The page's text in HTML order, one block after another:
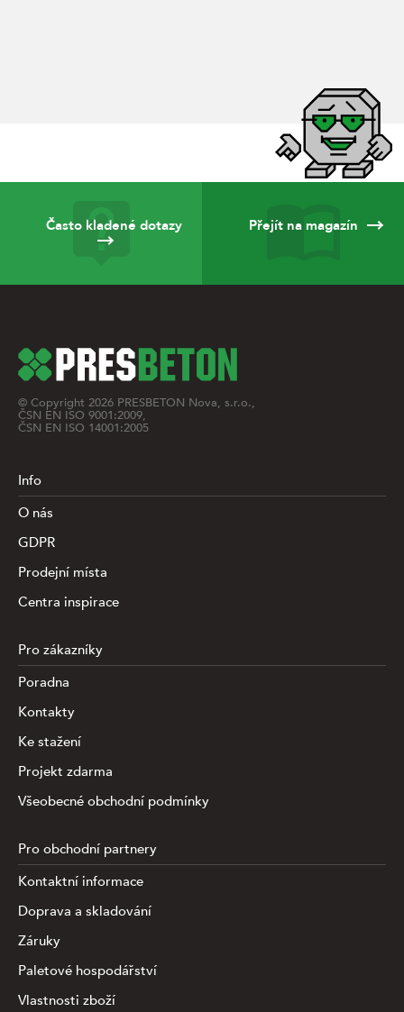
Často kladené dotazy Přejít na magazín
© Copyright 2026 PRESBETON Nova, s.r.o.,
ČSN EN ISO 9001:2009,
ČSN EN ISO 14001:2005
Info
O nás
GDPR
Prodejní místa
Centra inspirace
Pro zákazníky
Poradna
Kontakty
Ke stažení
Projekt zdarma
Všeobecné obchodní podmínky
Pro obchodní partnery
Kontaktní informace
Doprava a skladování
Záruky
Paletové hospodářství
Vlastnosti zboží